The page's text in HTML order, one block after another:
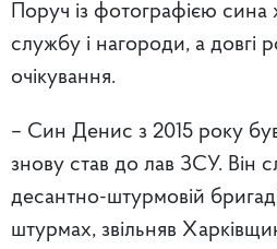
Поруч із фотографією сина
службу і нагороди, а довгі
очікування.
– Син Денис з 2015 року
знову став до лав ЗСУ. Він
десантно-штурмовій
штурмах, звільняв